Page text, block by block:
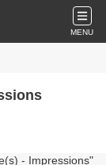
MENU